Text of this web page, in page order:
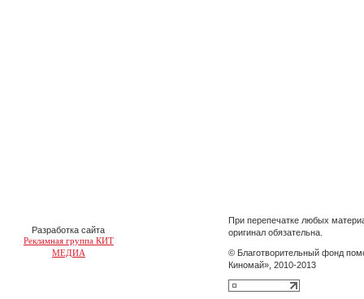
Разработка сайта
Рекламная группа КИТ
МЕДИА
При перепечатке любых
оригинал обязательна.
© Благотворительный фонд
Киномай», 2010-2013